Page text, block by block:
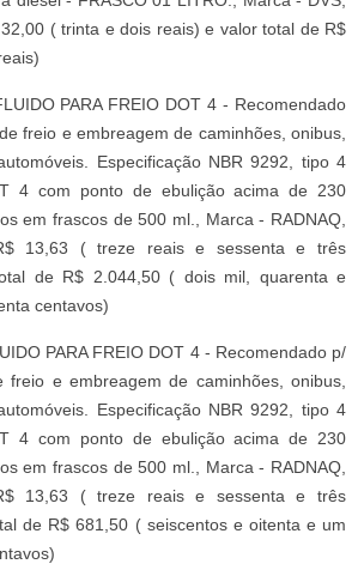
( trinta e dois reais) e valor total de R$
PARA FREIO DOT 4 - Recomendado
freio e embreagem de caminhões, onibus,
Especificação NBR 9292, tipo 4
4 com ponto de ebulição acima de 230
em frascos de 500 ml., Marca - RADNAQ,
13,63 ( treze reais e sessenta e três
de R$ 2.044,50 ( dois mil, quarenta e
centavos)
PARA FREIO DOT 4 - Recomendado p/
freio e embreagem de caminhões, onibus,
Especificação NBR 9292, tipo 4
4 com ponto de ebulição acima de 230
em frascos de 500 ml., Marca - RADNAQ,
13,63 ( treze reais e sessenta e três
de R$ 681,50 ( seiscentos e oitenta e um